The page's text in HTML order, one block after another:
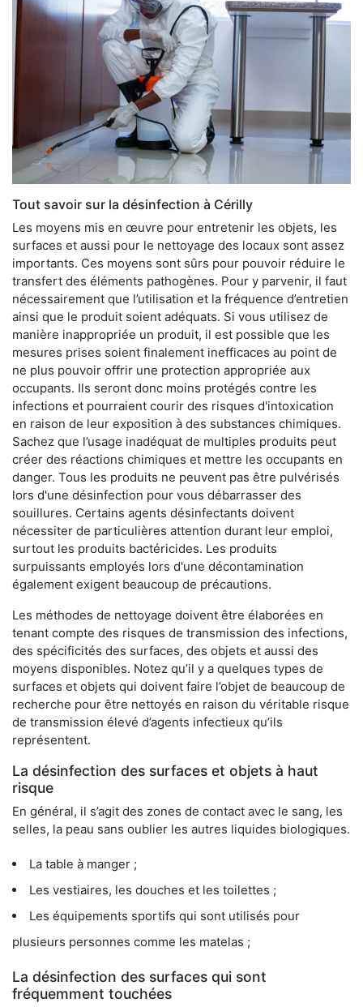
Tout savoir sur la désinfection à Cérilly
Les moyens mis en œuvre pour entretenir les objets, les
surfaces et aussi pour le nettoyage des locaux sont assez
importants. Ces moyens sont sûrs pour pouvoir réduire le
transfert des éléments pathogènes. Pour y parvenir, il faut
nécessairement que l’utilisation et la fréquence d’entretien
ainsi que le produit soient adéquats. Si vous utilisez de
manière inappropriée un produit, il est possible que les
mesures prises soient finalement inefficaces au point de
ne plus pouvoir offrir une protection appropriée aux
occupants. Ils seront donc moins protégés contre les
infections et pourraient courir des risques d'intoxication
en raison de leur exposition à des substances chimiques.
Sachez que l’usage inadéquat de multiples produits peut
créer des réactions chimiques et mettre les occupants en
danger. Tous les produits ne peuvent pas être pulvérisés
lors d'une désinfection pour vous débarrasser des
souillures. Certains agents désinfectants doivent
nécessiter de particulières attention durant leur emploi,
surtout les produits bactéricides. Les produits
surpuissants employés lors d'une décontamination
également exigent beaucoup de précautions.
Les méthodes de nettoyage doivent être élaborées en
tenant compte des risques de transmission des infections,
des spécificités des surfaces, des objets et aussi des
moyens disponibles. Notez qu’il y a quelques types de
surfaces et objets qui doivent faire l’objet de beaucoup de
recherche pour être nettoyés en raison du véritable risque
de transmission élevé d’agents infectieux qu’ils
représentent.
La désinfection des surfaces et objets à haut
risque
En général, il s’agit des zones de contact avec le sang, les
selles, la peau sans oublier les autres liquides biologiques.
La table à manger ;
Les vestiaires, les douches et les toilettes ;
Les équipements sportifs qui sont utilisés pour
plusieurs personnes comme les matelas ;
La désinfection des surfaces qui sont
fréquemment touchées